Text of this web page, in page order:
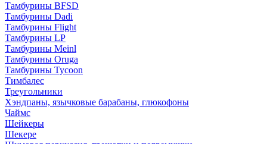
Тамбурины BFSD
Тамбурины Dadi
Тамбурины Flight
Тамбурины LP
Тамбурины Meinl
Тамбурины Oruga
Тамбурины Tycoon
Тимбалес
Треугольники
Хэндпаны, язычковые барабаны, глюкофоны
Чаймс
Шейкеры
Шекере